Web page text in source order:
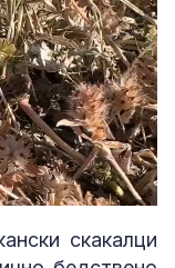
скакалци